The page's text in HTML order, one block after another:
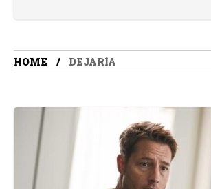
HOME DEJARÍA